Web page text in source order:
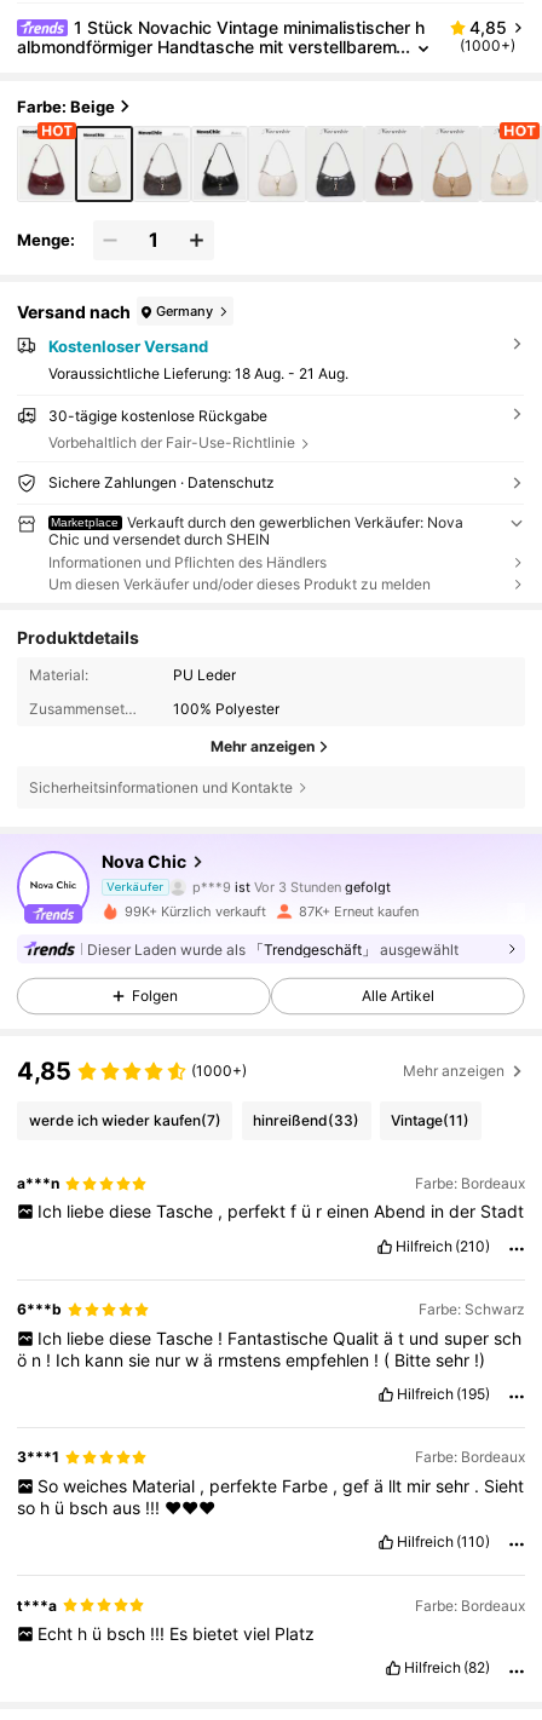
1 Stück Novachic Vintage minimalistischer h
albmondförmiger Handtasche mit verstellbarem
4,85
(1000+)
Farbe: Beige
Menge:
Versand nach Germany
Kostenloser Versand
Voraussichtliche Lieferung: 18 Aug. - 21 Aug.
30-tägige kostenlose Rückgabe
Vorbehaltlich der Fair-Use-Richtlinie
Sichere Zahlungen · Datenschutz
Marketplace
Verkauft durch den gewerblichen Verkäufer: Nova
Chic und versendet durch SHEIN
Informationen und Pflichten des Händlers
Um diesen Verkäufer und/oder dieses Produkt zu melden
Produktdetails
Material:
PU Leder
Zusammensetzung:
100% Polyester
Mehr anzeigen
Sicherheitsinformationen und Kontakte
Nova Chic
Verkäufer
p***9
n***4 ist am Durchsuchen
4,89
114K Follower
114K Follower
4,89 114K Follower
4,89 114K Follower
99K+ Kürzlich verkauft 87K+ Erneut kaufen
Dieser Laden wurde als 「Trendgeschäft」 ausgewählt
Folgen Alle Artikel
4,85 (1000+) Mehr anzeigen
werde ich wieder kaufen(7) hinreißend(33) Vintage(11)
a***n Farbe: Bordeaux
Ich liebe diese Tasche , perfekt f ü r einen Abend in der Stadt
Hilfreich (210)
6***b Farbe: Schwarz
Ich liebe diese Tasche ! Fantastische Qualit ä t und super sch
ö n ! Ich kannsie nurwä rmstensempfehlen ! ( Bittesehr !)
Hilfreich (195)
3***1 Farbe: Bordeaux
So weiches Material , perfekte Farbe , gef ä llt mir sehr . Sieht
so h ü bschaus !!! ❤️❤️❤️
Hilfreich (110)
t***a Farbe: Bordeaux
Echt h ü bsch !!! Es bietet viel Platz
Hilfreich (82)